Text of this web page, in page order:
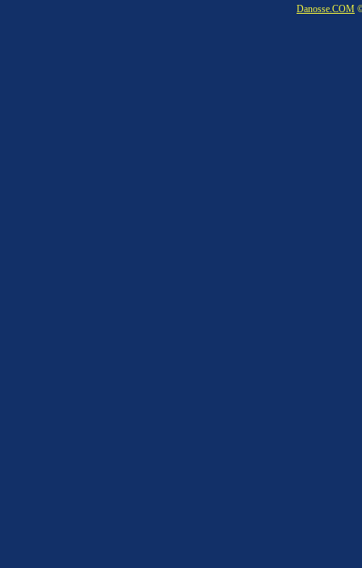
Danosse.COM